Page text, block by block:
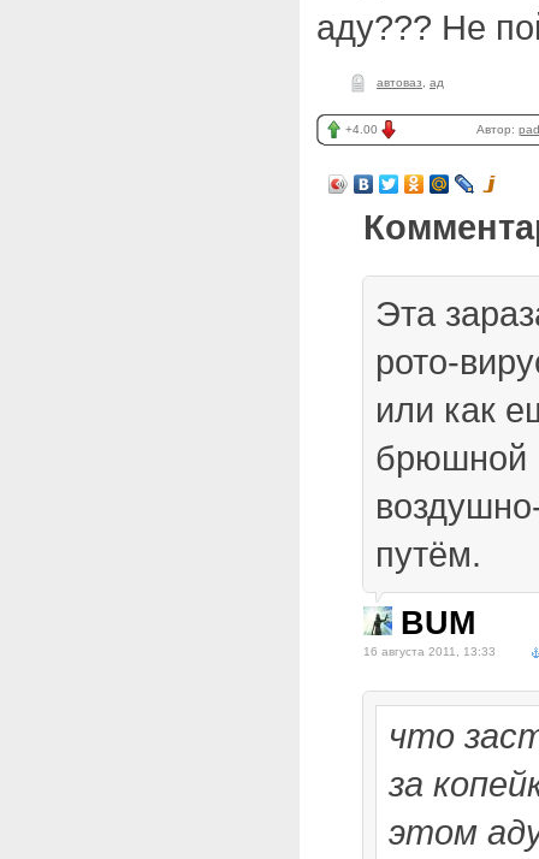
аду??? Не
автоваз ад
+4.00 Автор:
Эта
рото-
или как
брюшной
путём.
BUM
16 августа 2011, 13:33
что
за
этом